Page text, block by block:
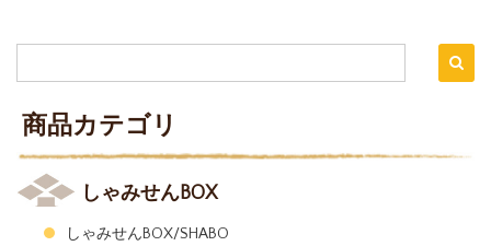
商品カテゴリ
しゃみせんBOX
しゃみせんBOX/SHABO